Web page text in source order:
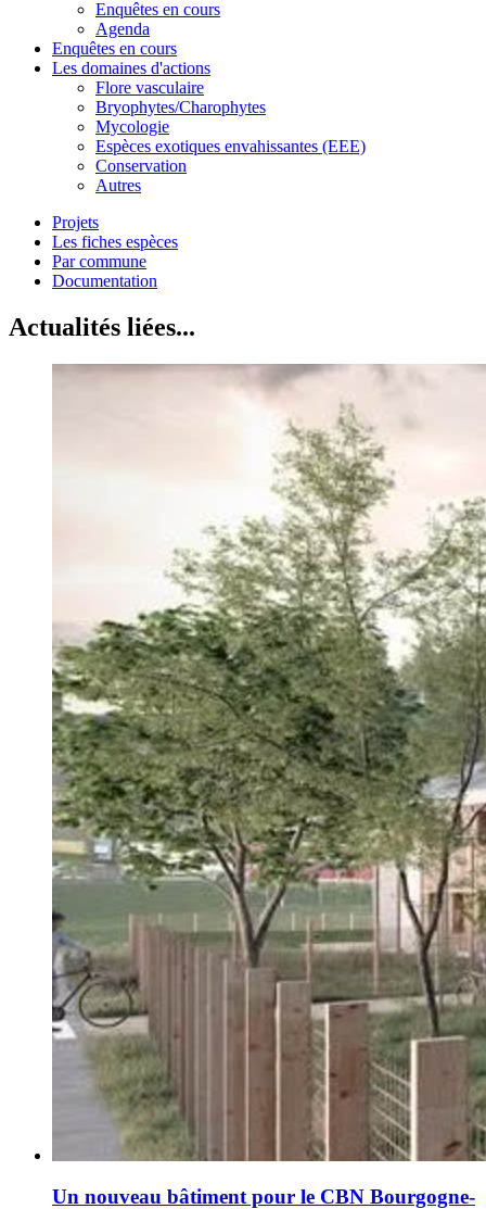
Enquêtes en cours
Agenda
Enquêtes en cours
Les domaines d'actions
Flore vasculaire
Bryophytes/Charophytes
Mycologie
Espèces exotiques envahissantes (EEE)
Conservation
Autres
Projets
Les fiches espèces
Par commune
Documentation
Actualités liées...
Un nouveau bâtiment pour le CBN Bourgogne-